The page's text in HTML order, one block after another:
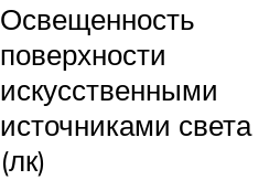
Освещенность
поверхности
искусственными
источниками света
(лк)